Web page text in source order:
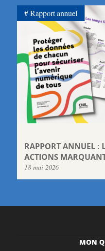
RAPPORT ANNUEL :
ACTIONS
18 mai 2026
Rapport annuel
MON